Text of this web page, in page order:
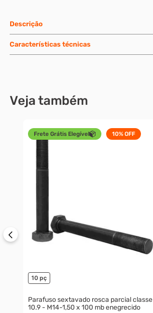
Descrição
Características técnicas
Veja também
Frete Grátis Elegível 10%OFF
10 pç
Parafuso sextavado rosca parcial classe
10.9 - M14-1,50 x 100 mb enegrecido